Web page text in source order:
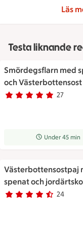
Läs
Testa liknande
Smördegsflarn med
och Västerbottensost
Betyg 5 av 5.
27
27 personer har röstat
Receptet tar
Under 45 min
Västerbottensostpaj
spenat och
Betyg 4.5 av 5. 24
24 personer har röstat